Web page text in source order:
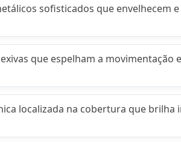
sofisticados que envelhecem
que espelham a movimentação
localizada na cobertura que brilha